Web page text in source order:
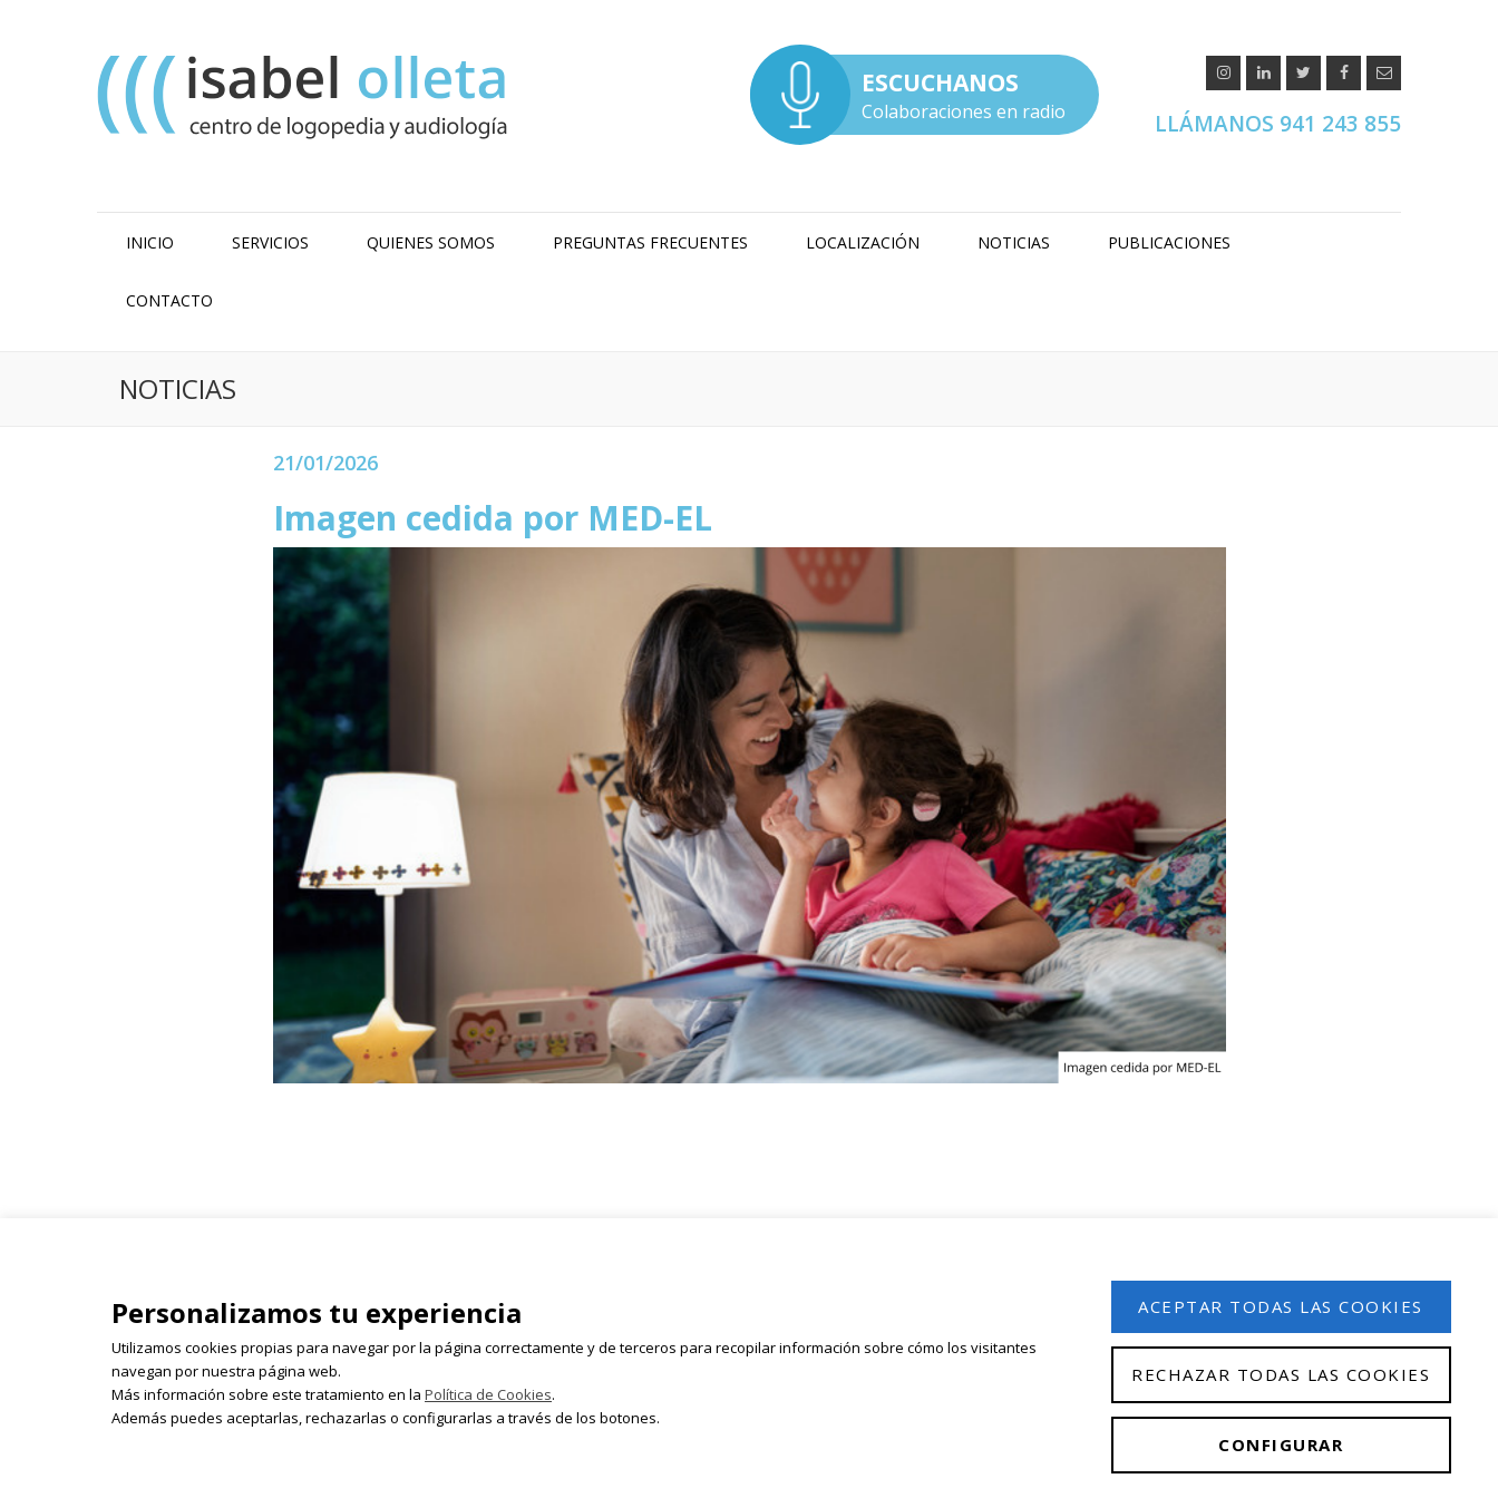
LLÁMANOS 941 243 855
ESCUCHANOS
Colaboraciones en radio
INICIO SERVICIOS QUIENES SOMOS PREGUNTAS FRECUENTES LOCALIZACIÓN NOTICIAS PUBLICACIONES
CONTACTO
NOTICIAS
21/01/2026
Imagen cedida por MED-EL
26003 Logroño
941 243 855 | 618 522 655 | 628 054 050
isabelolleta@centroisabelolleta.com
Registrate en nuestro boletín de noticias
Personalizamos tu experiencia
Utilizamos cookies propias para navegar por la página correctamente y de terceros para recopilar información sobre cómo los visitantes
navegan por nuestra página web.
Más información sobre este tratamiento en la Política de Cookies.
Además puedes aceptarlas, rechazarlas o configurarlas a través de los botones.
ACEPTAR TODAS LAS COOKIES
RECHAZAR TODAS LAS COOKIES
CONFIGURAR